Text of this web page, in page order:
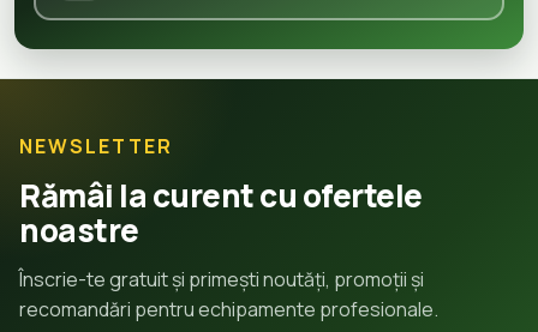
NEWSLETTER
Rămâi la curent cu ofertele
noastre
Înscrie-te gratuit și primești noutăți, promoții și
recomandări pentru echipamente profesionale.